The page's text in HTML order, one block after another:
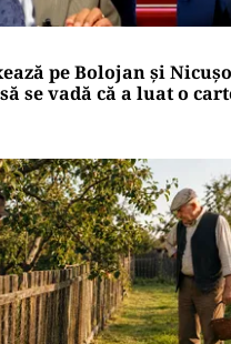
pe Bolojan și
se vadă că a luat o